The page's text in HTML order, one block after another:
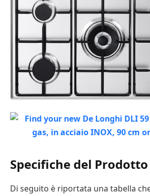
Specifiche del Prodotto
Di seguito è riportata una tabella